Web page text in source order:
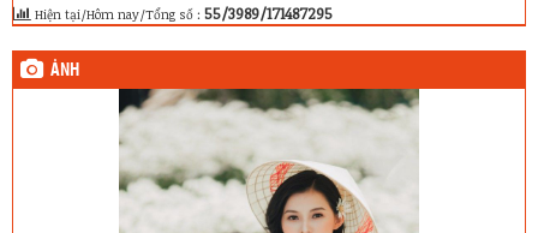
Hiện tại/Hôm nay/Tổng số : 55/3989/171487295
ẢNH